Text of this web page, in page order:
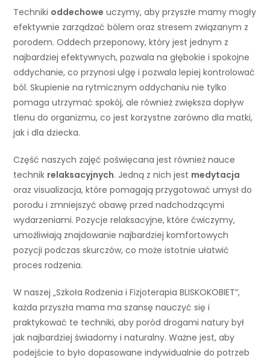
Techniki oddechowe uczymy, aby przyszłe mamy mogły
efektywnie zarządzać bólem oraz stresem związanym z
porodem. Oddech przeponowy, który jest jednym z
najbardziej efektywnych, pozwala na głębokie i spokojne
oddychanie, co przynosi ulgę i pozwala lepiej kontrolować
ból. Skupienie na rytmicznym oddychaniu nie tylko
pomaga utrzymać spokój, ale również zwiększa dopływ
tlenu do organizmu, co jest korzystne zarówno dla matki,
jak i dla dziecka.
Część naszych zajęć poświęcana jest również nauce
technik relaksacyjnych. Jedną z nich jest medytacja
oraz visualizacja, które pomagają przygotować umysł do
porodu i zmniejszyć obawę przed nadchodzącymi
wydarzeniami. Pozycje relaksacyjne, które ćwiczymy,
umożliwiają znajdowanie najbardziej komfortowych
pozycji podczas skurczów, co może istotnie ułatwić
proces rodzenia.
W naszej „Szkoła Rodzenia i Fizjoterapia BLISKOKOBIET”,
każda przyszła mama ma szansę nauczyć się i
praktykować te techniki, aby poród drogami natury był
jak najbardziej świadomy i naturalny. Ważne jest, aby
podejście to było dopasowane indywidualnie do potrzeb